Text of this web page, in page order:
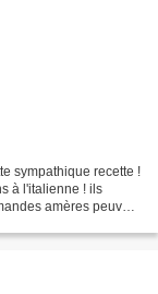
sympathique recette !
à l'italienne ! ils
amères peuvent